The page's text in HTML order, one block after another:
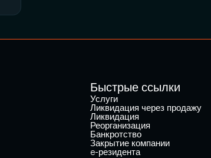
Быстрые ссылки
Услуги
Ликвидация через продажу
Ликвидация
Реорганизация
Банкротство
Закрытие компании
e-резидента